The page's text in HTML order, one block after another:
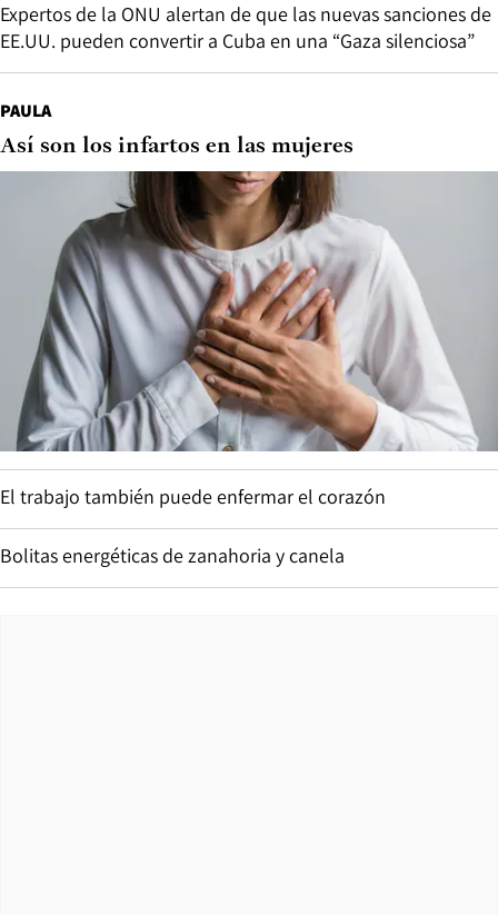
Expertos de la ONU alertan de que las nuevas sanciones de
EE.UU. pueden convertir a Cuba en una “Gaza silenciosa”
PAULA
Así son los infartos en las mujeres
El trabajo también puede enfermar el corazón
Bolitas energéticas de zanahoria y canela